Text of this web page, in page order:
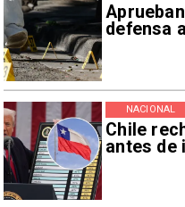
defensa
Chile
antes de
NACIONAL